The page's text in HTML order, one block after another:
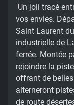
Un joli tracé
vos envies.
Saint Laurent
industrielle de
ferrée. Montée
rejoindre la
offrant de
alterneront
de route